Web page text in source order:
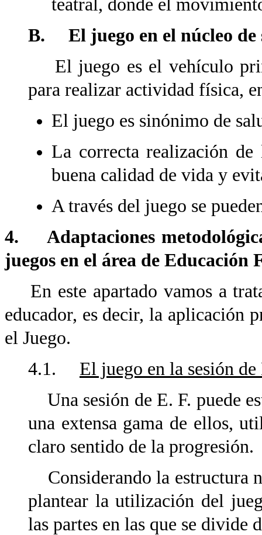
teatral, donde el
B. El juego en el núcleo de
El juego es el vehículo
para realizar actividad física,
El juego es sinónimo de
La correcta realización
buena calidad de vida y
A través del juego se
4. Adaptaciones
juegos en el área de Educación
En este apartado vamos a
educador, es decir, la aplicación
el Juego.
4.1. El juego en la sesión de
Una sesión de E. F. puede
una extensa gama de ellos,
claro sentido de la progresión.
Considerando la estructura
plantear la utilización del
las partes en las que se divide